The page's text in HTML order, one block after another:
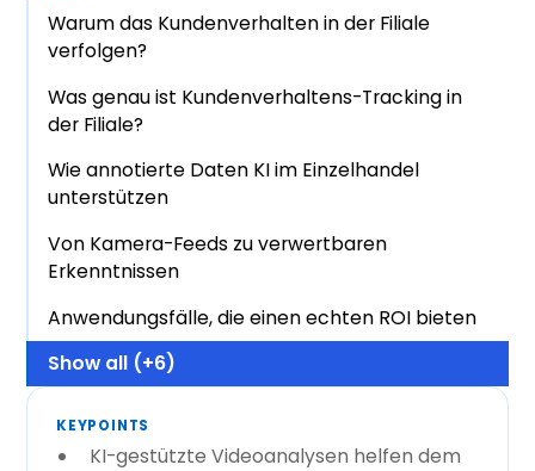
Warum das Kundenverhalten in der Filiale
verfolgen?
Was genau ist Kundenverhaltens-Tracking in
der Filiale?
Wie annotierte Daten KI im Einzelhandel
unterstützen
Von Kamera-Feeds zu verwertbaren
Erkenntnissen
Anwendungsfälle, die einen echten ROI bieten
Show all (+6)
KEYPOINTS
KI-gestützte Videoanalysen helfen dem